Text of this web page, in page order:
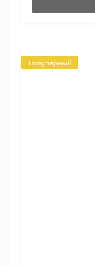
Популярный